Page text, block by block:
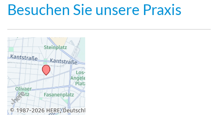
Besuchen Sie unsere Praxis